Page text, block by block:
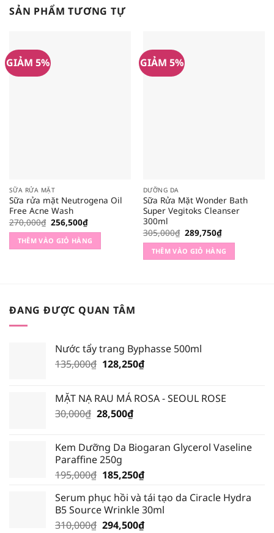
SẢN PHẨM TƯƠNG TỰ
GIẢM 5%
SỮA RỬA MẶT
Sữa rửa mặt Neutrogena Oil
Free Acne Wash
270,000₫ Giá
gốc
là:
270,000₫.
256,500₫Giá
hiện
tại
là:
256,500₫.
THÊM VÀO GIỎ HÀNG
GIẢM 5%
DƯỠNG DA
Sữa Rửa Mặt Wonder Bath
Super Vegitoks Cleanser
300ml
305,000₫ Giá
gốc
là:
305,000₫.
289,750₫Giá
hiện
tại
là:
289,750₫.
THÊM VÀO GIỎ HÀNG
ĐANG ĐƯỢC QUAN TÂM
Nước tẩy trang Byphasse 500ml
135,000₫ Giá
135,000₫.
128,250₫Giá
là:
MẶT NẠ RAU MÁ ROSA - SEOUL ROSE
30,000₫ Giá
30,000₫.
28,500₫Giá
là:
Kem Dưỡng Da Biogaran Glycerol Vaseline
Paraffine 250g
195,000₫ Giá
là:
195,000₫.
185,250₫Giá
tại
là:
185,250₫.
Serum phục hồi và tái tạo da Ciracle Hydra
B5 Source Wrinkle 30ml
310,000₫ Giá
294,500₫Giá